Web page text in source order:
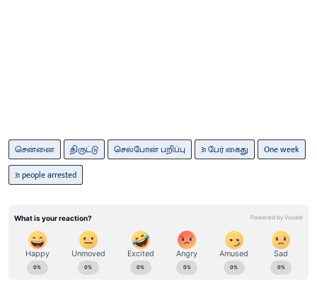
சென்னை திருட்டு செல்போன் பறிப்பு 31 பேர் கைது
One week
31 people arrested